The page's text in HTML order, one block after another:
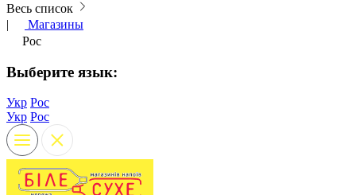
Весь список
|
Магазины
Рос
Выберите язык:
Укр Рос
Укр Рос